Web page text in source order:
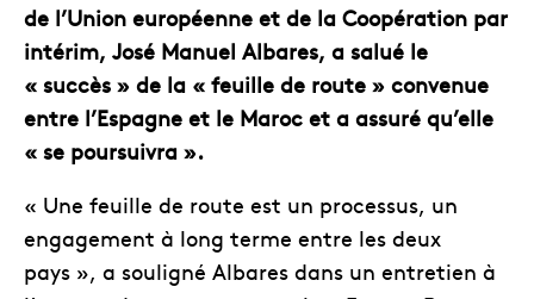
de l’Union européenne et de la Coopération par
intérim, José Manuel Albares, a salué le
« succès » de la « feuille de route » convenue
entre l’Espagne et le Maroc et a assuré qu’elle
« se poursuivra ».
« Une feuille de route est un processus, un
engagement à long terme entre les deux
pays », a souligné Albares dans un entretien à